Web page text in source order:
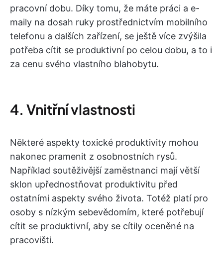
pracovní dobu. Díky tomu, že máte práci a e-
maily na dosah ruky prostřednictvím mobilního
telefonu a dalších zařízení, se ještě více zvýšila
potřeba cítit se produktivní po celou dobu, a to i
za cenu svého vlastního blahobytu.
4. Vnitřní vlastnosti
Některé aspekty toxické produktivity mohou
nakonec pramenit z osobnostních rysů.
Například soutěživější zaměstnanci mají větší
sklon upřednostňovat produktivitu před
ostatními aspekty svého života. Totéž platí pro
osoby s nízkým sebevědomím, které potřebují
cítit se produktivní, aby se cítily oceněné na
pracovišti.